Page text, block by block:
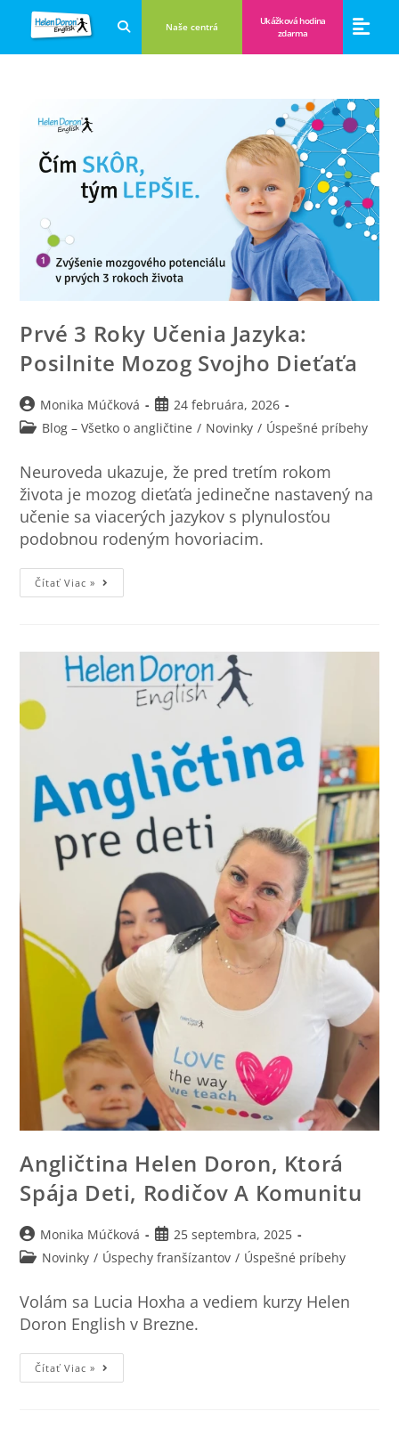
Naše centrá
Ukážková hodina
zdarma
Prvé 3 Roky Učenia Jazyka:
Posilnite Mozog Svojho Dieťaťa
Monika Múčková
24 februára, 2026
Blog – Všetko o angličtine / Novinky / Úspešné príbehy
Neuroveda ukazuje, že pred tretím rokom
života je mozog dieťaťa jedinečne nastavený na
učenie sa viacerých jazykov s plynulosťou
podobnou rodeným hovoriacim.
Čítať Viac »
Angličtina Helen Doron, Ktorá
Spája Deti, Rodičov A Komunitu
Monika Múčková
25 septembra, 2025
Novinky / Úspechy franšízantov / Úspešné príbehy
Volám sa Lucia Hoxha a vediem kurzy Helen
Doron English v Brezne.
Čítať Viac »